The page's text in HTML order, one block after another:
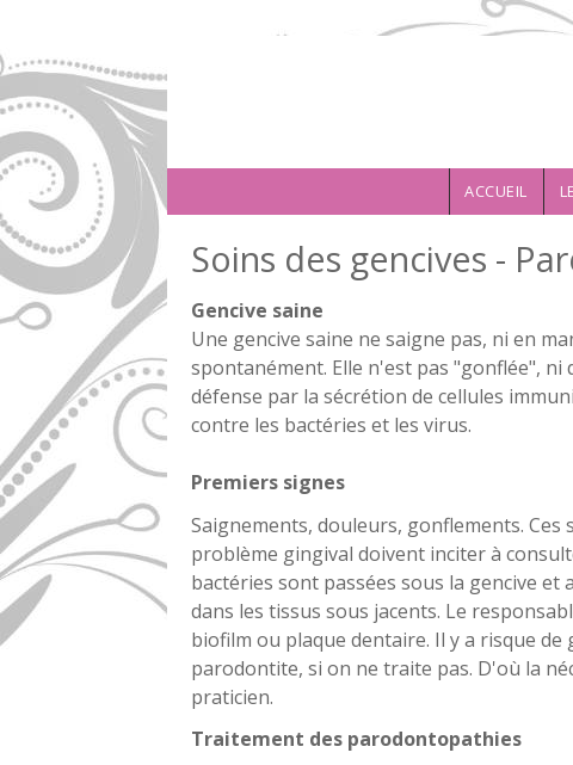
Aller au contenu principal
ACCUEIL
Soins des gencives -
Gencive saine
Une gencive saine ne saigne pas, ni en
spontanément. Elle n'est pas "gonflée", ni
défense par la sécrétion de cellules
contre les bactéries et les virus.
Premiers signes
Saignements, douleurs, gonflements.
problème gingival doivent inciter à
bactéries sont passées sous la gencive et
dans les tissus sous jacents. Le
biofilm ou plaque dentaire. Il y a risque de
parodontite, si on ne traite pas. D'où la
praticien.
Traitement des parodontopathies